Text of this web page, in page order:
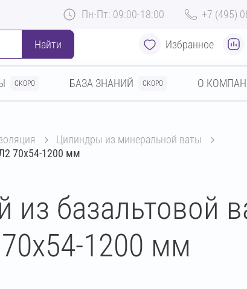
Пн-Пт: 09:00-18:00 +7 (495)
Найти Избранное
СКОРО БАЗА ЗНАНИЙ СКОРО О
цилиндры из минеральной ваты
70х54-1200 мм
базальтовой
1200 мм